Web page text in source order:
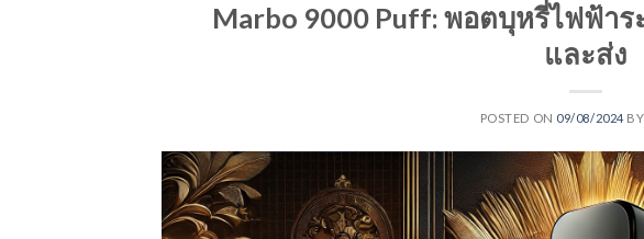
Marbo 9000 Puff: พอตบุหรี่ไฟฟ้า
และส่ง
POSTED ON 09/08/2024